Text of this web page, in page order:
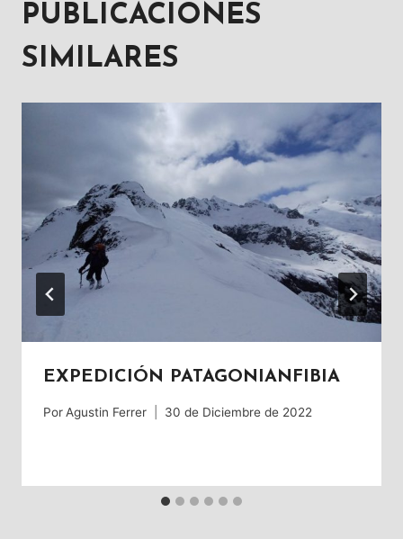
PUBLICACIONES
SIMILARES
EXPEDICIÓN PATAGONIANFIBIA
Por Agustin Ferrer 30 de Diciembre de 2022